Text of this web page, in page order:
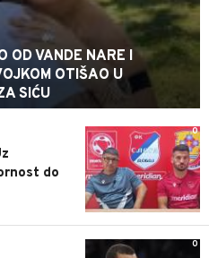
OD VANDE NARE I
OTIŠAO U
SIĆU
0
do
0